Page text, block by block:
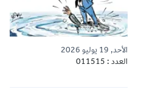
الأحد, 19 يوليو 2026
العدد : 011515